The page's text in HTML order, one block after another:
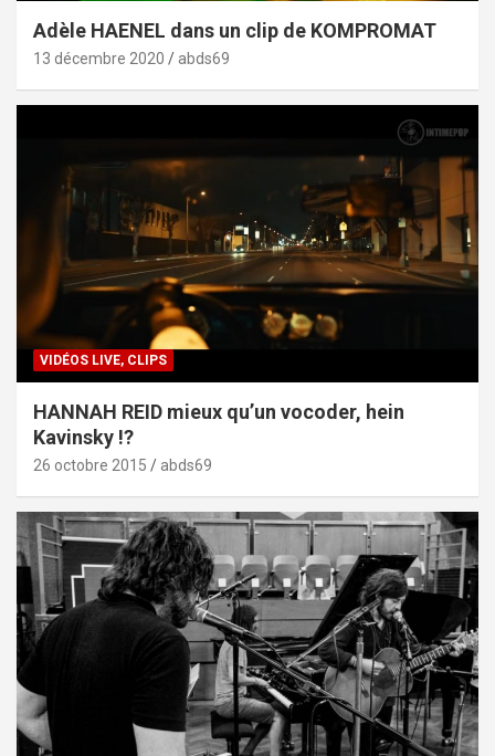
Adèle HAENEL dans un clip de KOMPROMAT
13 décembre 2020 abds69
VIDÉOS LIVE, CLIPS
HANNAH REID mieux qu’un vocoder, hein
Kavinsky !?
26 octobre 2015 abds69